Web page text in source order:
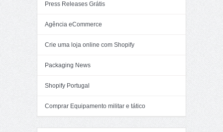
Press Releases Grátis
Agência eCommerce
Crie uma loja online com Shopify
Packaging News
Shopify Portugal
Comprar Equipamento militar e tático